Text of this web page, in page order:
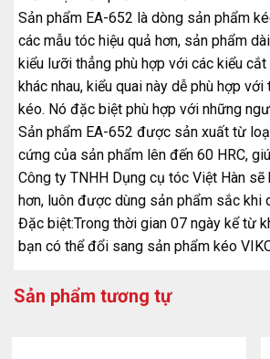
Sản phẩm EA-652 là dòng sản phẩm
các mẫu tóc hiệu quả hơn, sản phẩm
kiểu lưỡi thẳng phù hợp với các kiểu
khác nhau, kiểu quai này dễ phù hợp
kéo. Nó đặc biệt phù hợp với những
Sản phẩm EA-652 được sản xuất từ
cứng của sản phẩm lên đến 60 HRC,
Công ty TNHH Dụng cụ tóc Việt Hàn
hơn, luôn được dùng sản phẩm sắc khi
Đặc biệt:Trong thời gian 07 ngày kể từ
bạn có thể đổi sang sản phẩm kéo
Sản phẩm tương tự